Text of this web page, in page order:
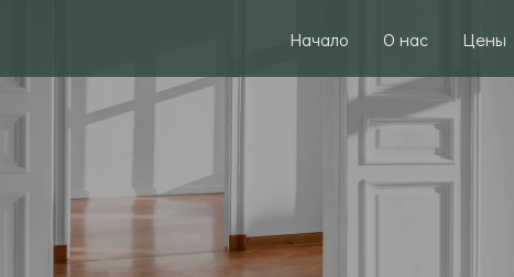
Начало О нас Цены